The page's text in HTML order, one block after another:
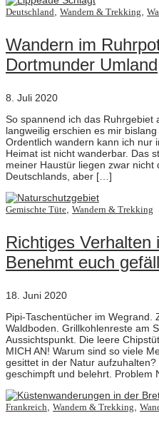
Deutschland Wandern & Trekking
Wandern im
Dortmunder Umland
8. Juli 2020
So spannend ich das Ruhrgebiet
langweilig erschien es mir
Ordentlich wandern kann ich nur
Heimat ist nicht wanderbar. Das
meiner Haustür liegen zwar
Deutschlands, aber […]
Gemischte Tüte Wandern & Trekking
Richtiges Verhalten
Benehmt euch
18. Juni 2020
Pipi-Taschentücher im Wegrand.
Waldboden. Grillkohlenreste am
Aussichtspunkt. Die leere
MICH AN! Warum sind so viele
gesittet in der Natur
geschimpft und belehrt. Problem
Frankreich Wandern & Trekking